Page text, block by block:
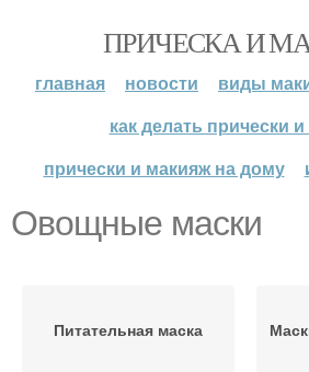
ПРИЧЕСКА И
главная новости
виды
как делать прически
прически и макияж на дому
Овощные маски
Питательная маска